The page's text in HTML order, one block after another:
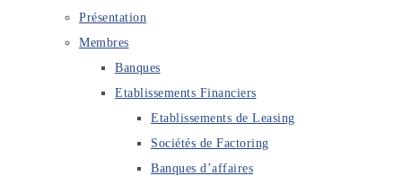
Présentation
Membres
Banques
Etablissements Financiers
Etablissements de Leasing
Sociétés de Factoring
Banques d’affaires